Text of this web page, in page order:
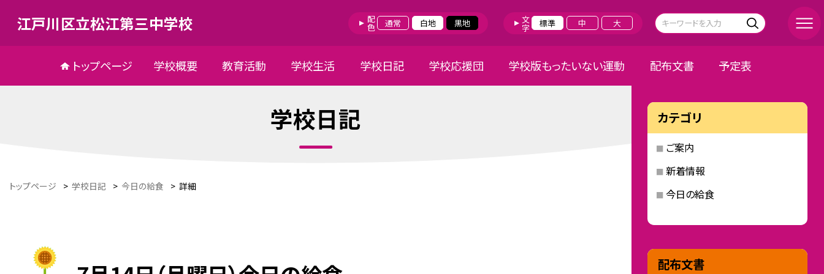
江戸川区立松江第三中学校 配色 通常 白地 黒地 文字 標準 中 大
トップページ 学校概要 教育活動 学校生活 学校日記 学校応援団 学校版もったいない運動 配布文書 予定表
学校日記
トップページ > 学校日記 > 今日の給食 > 詳細
カテゴリ
ご案内
新着情報
今日の給食
配布文書